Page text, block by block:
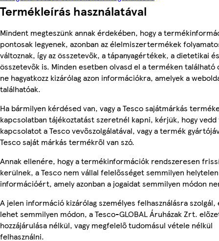
Termékleírás használatával
Mindent megteszünk annak érdekében, hogy a
pontosak legyenek, azonban az élelmiszertermékek
változnak, így az összetevők, a tápanyagértékek, a dietetikai
összetevők is. Minden esetben olvasd el a terméken található
ne hagyatkozz kizárólag azon információkra, amelyek a
találhatóak.
Ha bármilyen kérdésed van, vagy a Tesco sajátmárkás
kapcsolatban tájékoztatást szeretnél kapni, kérjük, hogy vedd
kapcsolatot a Tesco vevőszolgálatával, vagy a termék
Tesco saját márkás termékről van szó.
Annak ellenére, hogy a termékinformációk rendszeresen
kerülnek, a Tesco nem vállal felelősséget semmilyen helytelen
információért, amely azonban a jogaidat semmilyen módon
A jelen információ kizárólag személyes felhasználásra szolgál,
lehet semmilyen módon, a Tesco-GLOBAL Áruházak Zrt.
hozzájárulása nélkül, vagy megfelelő tudomásul vétele nélkül
felhasználni.